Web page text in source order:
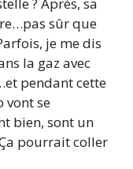
? Après, sa
sûr que
je me dis
la gaz avec
pendant cette
vont se
bien, sont un
pourrait coller